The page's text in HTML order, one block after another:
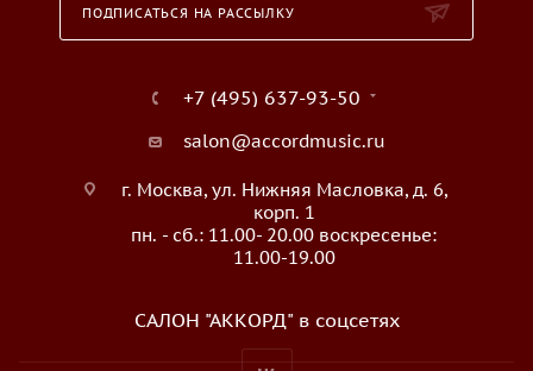
ПОДПИСАТЬСЯ НА РАССЫЛКУ
+7 (495) 637-93-50
salon@accordmusic.ru
г. Москва, ул. Нижняя Масловка, д. 6,
корп. 1
пн. - сб.: 11.00- 20.00 воскресенье:
11.00-19.00
САЛОН "АККОРД" в соцсетях